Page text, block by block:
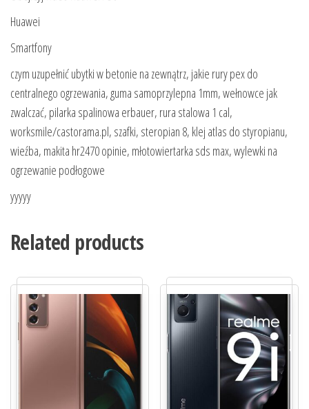
Huawei
Smartfony
czym uzupełnić ubytki w betonie na zewnątrz, jakie rury pex do
centralnego ogrzewania, guma samoprzylepna 1mm, wełnowce jak
zwalczać, pilarka spalinowa erbauer, rura stalowa 1 cal,
worksmile/castorama.pl, szafki, steropian 8, klej atlas do styropianu,
wieźba, makita hr2470 opinie, młotowiertarka sds max, wylewki na
ogrzewanie podłogowe
yyyyy
Related products